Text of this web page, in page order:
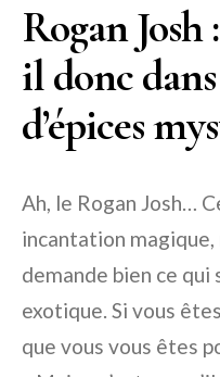
Rogan Josh
il donc
d’épices
Ah, le Rogan Josh…
incantation magique,
demande bien ce
exotique. Si vous
que vous vous êtes